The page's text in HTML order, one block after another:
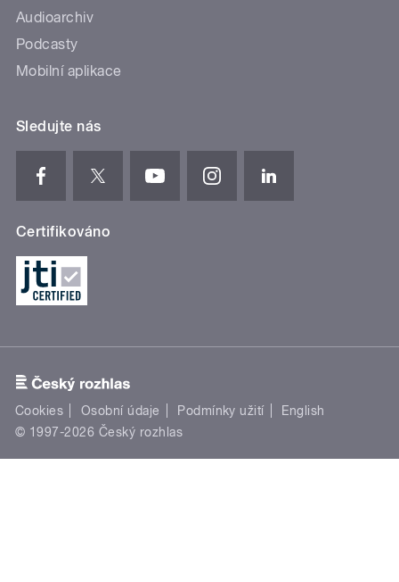
Audioarchiv
Podcasty
Mobilní aplikace
Sledujte nás
Certifikováno
Cookies Osobní údaje Podmínky užití
English
© 1997-2026 Český rozhlas